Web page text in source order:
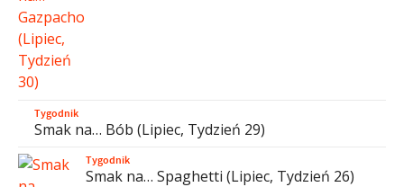
Tygodnik
Smak na… Bób (Lipiec, Tydzień 29)
Tygodnik
Smak na… Spaghetti (Lipiec, Tydzień 26)